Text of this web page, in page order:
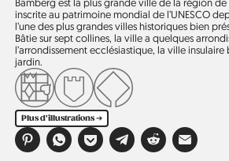
inscrite au patrimoine mondial de l’UNESCO
l’une des plus grandes villes historiques bien
Bâtie sur sept collines, la ville a quelques
l’arrondissement ecclésiastique, la ville
jardin.
Plus d'illustrations ➔